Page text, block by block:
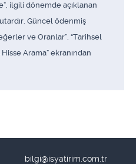
ilgili dönemde açıklanan
Güncel ödenmiş
ve Oranlar”, “Tarihsel
Arama” ekranından
bilgi@isyatirim.com.tr